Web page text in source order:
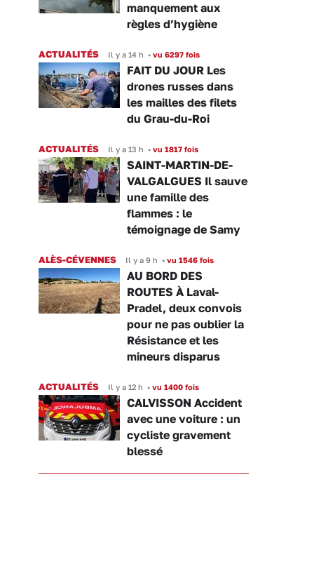
manquement aux
règles d’hygiène
ACTUALITÉS Il y a 14 h • vu 6297 fois
FAIT DU JOUR Les
drones russes dans
les mailles des filets
du Grau-du-Roi
ACTUALITÉS Il y a 13 h • vu 1817 fois
SAINT-MARTIN-DE-
VALGALGUES Il sauve
une famille des
flammes : le
témoignage de Samy
ALÈS-CÉVENNES Il y a 9 h • vu 1546 fois
AU BORD DES
ROUTES À Laval-
Pradel, deux convois
pour ne pas oublier la
Résistance et les
mineurs disparus
ACTUALITÉS Il y a 12 h • vu 1400 fois
CALVISSON Accident
avec une voiture : un
cycliste gravement
blessé